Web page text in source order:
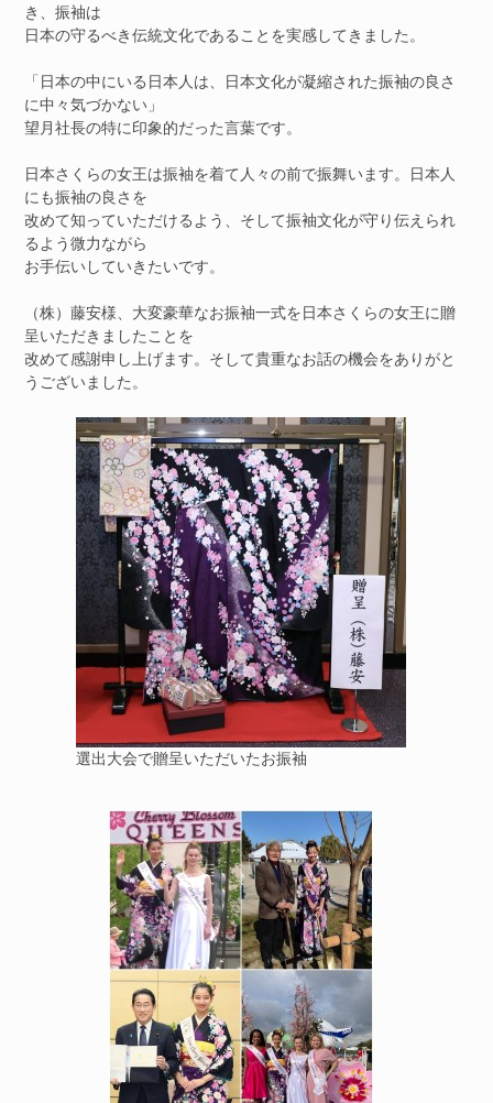
き、振袖は
日本の守るべき伝統文化であることを実感してきました。
「日本の中にいる日本人は、日本文化が凝縮された振袖の良さ
に中々気づかない」
望月社長の特に印象的だった言葉です。
日本さくらの女王は振袖を着て人々の前で振舞います。日本人
にも振袖の良さを
改めて知っていただけるよう、そして振袖文化が守り伝えられ
るよう微力ながら
お手伝いしていきたいです。
（株）藤安様、大変豪華なお振袖一式を日本さくらの女王に贈
呈いただきましたことを
改めて感謝申し上げます。そして貴重なお話の機会をありがと
うございました。
選出大会で贈呈いただいたお振袖